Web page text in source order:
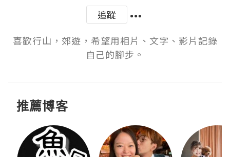
追蹤
喜歡行山，郊遊，希望用相片、文字、影片記錄
自己的腳步。
推薦博客